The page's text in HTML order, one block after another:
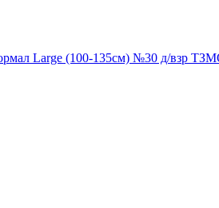
Large (100-135см) №30 д/взр